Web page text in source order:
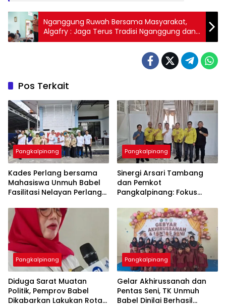
Nganggung Ruwah Bersama Masyarakat,
Algafry : Jaga Terus Tradisi Nganggung dan
Ruahan Ini
Pos Terkait
Pangkalpinang
Kades Perlang bersama
Mahasiswa Unmuh Babel
Fasilitasi Nelayan Perlang
di KSOP Pangkalbalam
Pangkalpinang
‎Sinergi Arsari Tambang
dan Pemkot
Pangkalpinang: Fokus
Pangkalpinang
‎Diduga Sarat Muatan
Politik, Pemprov Babel
Dikabarkan Lakukan Rotasi
Pangkalpinang
‎Gelar Akhirussanah dan
Pentas Seni, TK Unmuh
Babel Dinilai Berhasil